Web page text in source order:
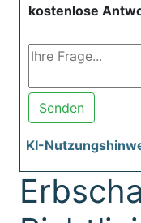
kostenlose
Senden
KI-